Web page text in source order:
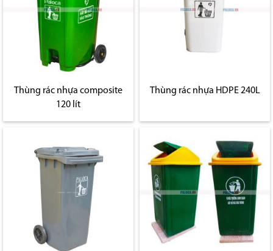
Thùng rác nhựa composite
120 lít
Thùng rác nhựa HDPE 240L